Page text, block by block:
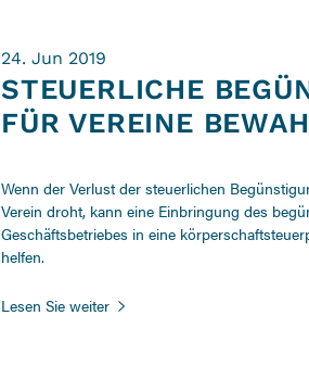
24. Jun 2019
STEUERLICHE
FÜR VEREINE
Wenn der Verlust der steuerlichen
Verein droht, kann eine Einbringung des
Geschäftsbetriebes in eine
helfen.
Lesen Sie weiterSteuerliche